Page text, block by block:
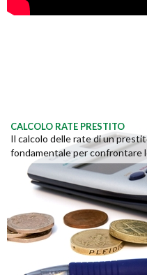
CALCOLO RATE PRESTITO
Il calcolo delle rate di un
fondamentale per confrontare